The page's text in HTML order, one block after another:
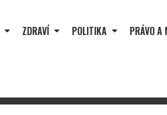
ZDRAVÍ POLITIKA PRÁVO A